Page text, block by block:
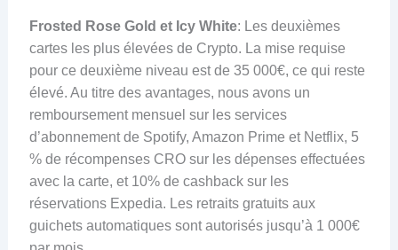
Frosted Rose Gold et Icy White: Les deuxièmes
cartes les plus élevées de Crypto. La mise requise
pour ce deuxième niveau est de 35 000€, ce qui reste
élevé. Au titre des avantages, nous avons un
remboursement mensuel sur les services
d’abonnement de Spotify, Amazon Prime et Netflix, 5
% de récompenses CRO sur les dépenses effectuées
avec la carte, et 10% de cashback sur les
réservations Expedia. Les retraits gratuits aux
guichets automatiques sont autorisés jusqu’à 1 000€